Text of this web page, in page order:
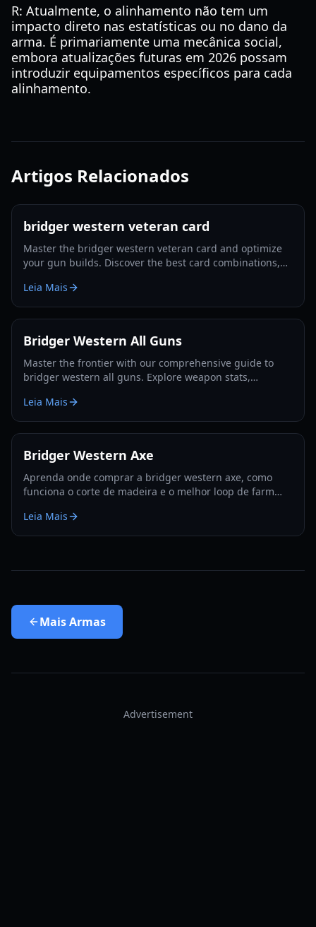
R: Atualmente, o alinhamento não tem um
impacto direto nas estatísticas ou no dano da
arma. É primariamente uma mecânica social,
embora atualizações futuras em 2026 possam
introduzir equipamentos específicos para cada
alinhamento.
Artigos Relacionados
bridger western veteran card
Master the bridger western veteran card and optimize
your gun builds. Discover the best card combinations,
Leia Mais
Bridger Western All Guns
Master the frontier with our comprehensive guide to
bridger western all guns. Explore weapon stats,
Leia Mais
Bridger Western Axe
Aprenda onde comprar a bridger western axe, como
funciona o corte de madeira e o melhor loop de farm
Leia Mais
MaisArmas
Advertisement